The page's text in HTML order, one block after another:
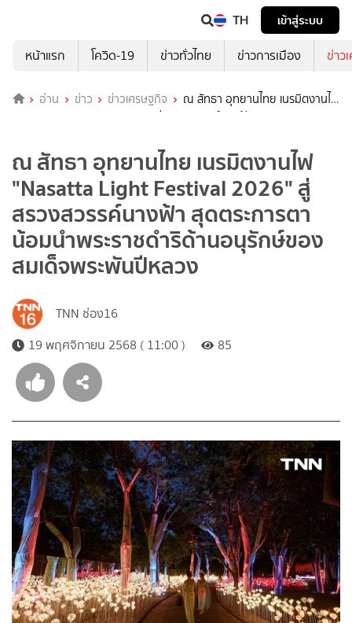
TH
เข้าสู่ระบบ
หน้าแรก
โควิด-19 ข่าวทั่วไทย ข่าวการเมือง ข่าว
อ่าน ข่าว ข่าวเศรษฐกิจ
ณ สัทธา อุทยานไทย เนรมิตงานไฟ
"Nasatta Light Festival 2026" สู่ สรวงสวรรค์นางฟ้า สุดตระการตา
ณ สัทธา อุทยานไทย เนรมิตงานไฟ
"Nasatta Light Festival 2026" สู่
สรวงสวรรค์นางฟ้า สุดตระการตา
น้อมนำพระราชดำริด้านอนุรักษ์ของ
สมเด็จพระพันปีหลวง
TNN ช่อง16
19 พฤศจิกายน 2568 ( 11:00 )
85